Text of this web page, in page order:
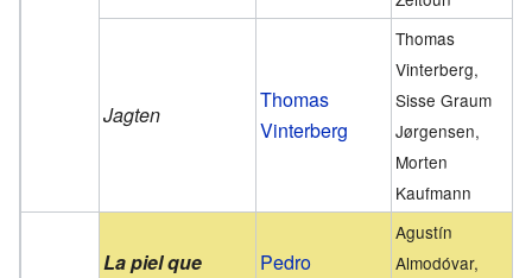
Jagten
Thomas
Vinterberg
Thomas
Vinterberg,
Sisse Graum
Jørgensen,
Morten
Kaufmann
La piel que
Pedro
Agustín
Almodóvar,